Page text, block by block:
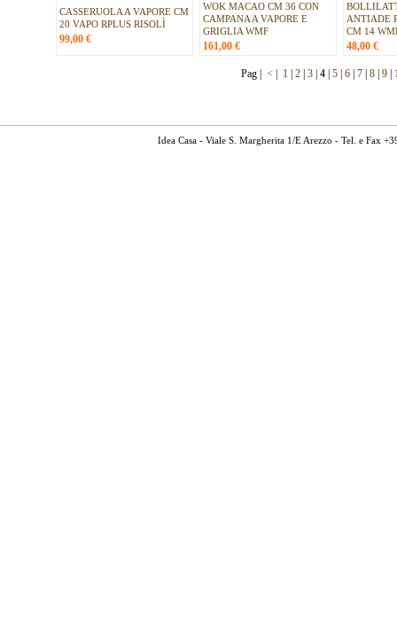
CASSERUOLA A VAPORE CM
20 VAPO RPLUS RISOLÌ
99,00 €
WOK MACAO CM 36 CON
CAMPANA A VAPORE E
GRIGLIA WMF
161,00 €
ANTIADE
CM 14
48,00 €
Pag | < 1 2| 3| 4| 5| 6| 7| 8| 9|
Idea Casa - Viale S. Margherita 1/E Arezzo - Tel. e Fax